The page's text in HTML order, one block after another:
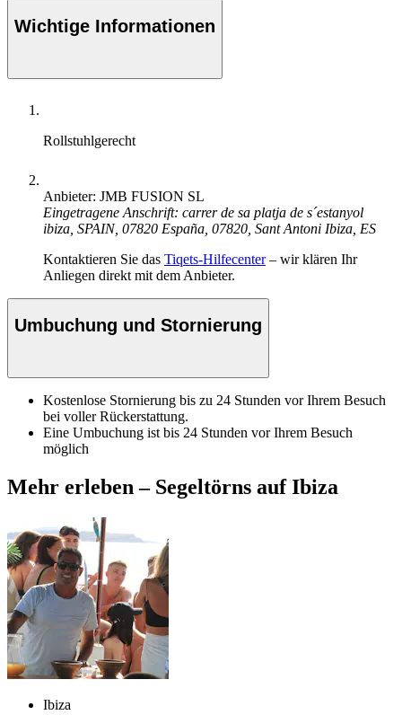
Wichtige Informationen
Rollstuhlgerecht
Anbieter: JMB FUSION SL
Eingetragene Anschrift: carrer de sa platja de s´estanyol
ibiza, SPAIN, 07820 España, 07820, Sant Antoni Ibiza, ES
Kontaktieren Sie das Tiqets-Hilfecenter– wir klären Ihr
Anliegen direkt mit dem Anbieter.
Umbuchung und Stornierung
Kostenlose Stornierung bis zu 24 Stunden vor Ihrem Besuch
bei voller Rückerstattung.
Eine Umbuchung ist bis 24 Stunden vor Ihrem Besuch
möglich
Mehr erleben – Segeltörns auf Ibiza
Ibiza